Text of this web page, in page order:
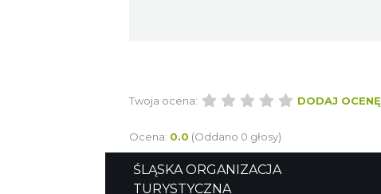
Twoja ocena: DODAJ OCENĘ
Ocena: 0.0 (Oddano 0 głosy)
ŚLĄSKA ORGANIZACJA
TURYSTYCZNA